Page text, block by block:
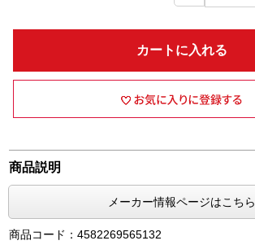
カートに入れる
商品説明
メーカー情報ページはこちら
商品コード：4582269565132